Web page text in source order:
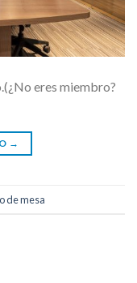
eres miembro?
→
de mesa